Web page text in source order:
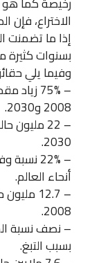
الاختراع، فإن
إذا ما تضمنت
بسنوات كثيرة
وفيما يلي
– 75%
2008 و2030.
– 22
2030.
– 22%
أنحاء العالم.
– 12.7
2008.
– نصف نسبة
بسبب التبغ.